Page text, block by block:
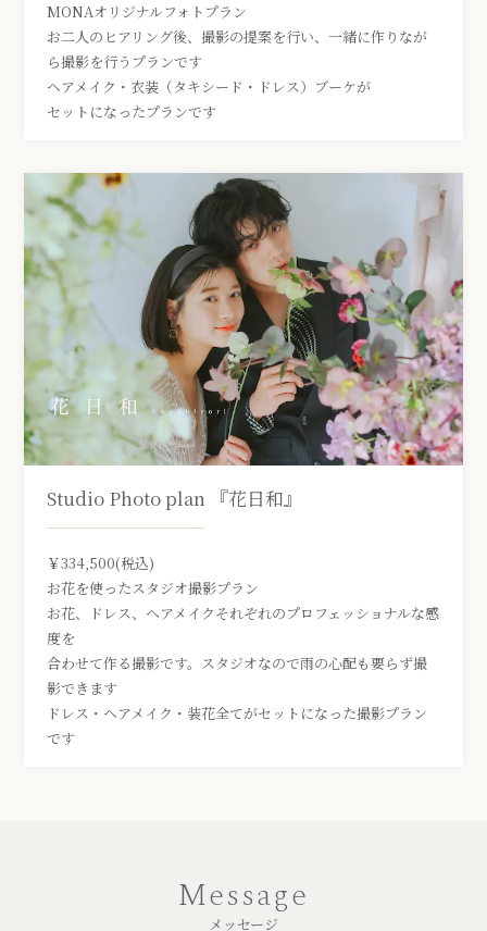
MONAオリジナルフォトプラン
お二人のヒアリング後、撮影の提案を行い、一緒に作りなが
ら撮影を行うプランです
ヘアメイク・衣装（タキシード・ドレス）ブーケが
セットになったプランです
Studio Photo plan 『花日和』
￥334,500(税込)
お花を使ったスタジオ撮影プラン
お花、ドレス、ヘアメイクそれぞれのプロフェッショナルな感
度を
合わせて作る撮影です。スタジオなので雨の心配も要らず撮
影できます
ドレス・ヘアメイク・装花全てがセットになった撮影プラン
です
Message
メッセージ